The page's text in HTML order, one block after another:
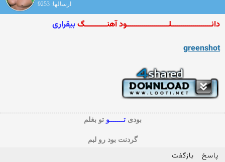
ارسالها: 9253
دانــــــــــــــــــــلـــــــــــــــــــــود آهنـــــــــــگبیقراری
greenshot
بودیتـــــــوتو بغلم
گردنت بود رو لبم
پاسخ بازگفت